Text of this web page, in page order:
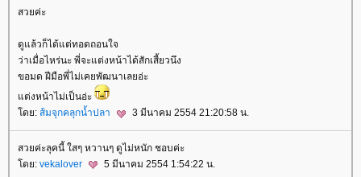
สวยค่ะ
ดูแล้วก็ได้แต่ทอดถอนใจ
ว่าเมื่อไหร่นะ พี่จะแต่งหน้าได้สักเสี้ยวนึง
ขอมด ฝีมือพี่ไม่เคยพัฒนาเลยอ่ะ
ต่งหน้าไม่เป็นอ่ะ
ดย: ส้มจุกคลุกน้ำปลา 3 มีนาคม 2554 21:20:58 น.
สวยค่ะลุคนี้ ใสๆ หวานๆ ดูไม่หนัก ชอบค่ะ
ดย: vekalover 5 มีนาคม 2554 1:54:22 น.